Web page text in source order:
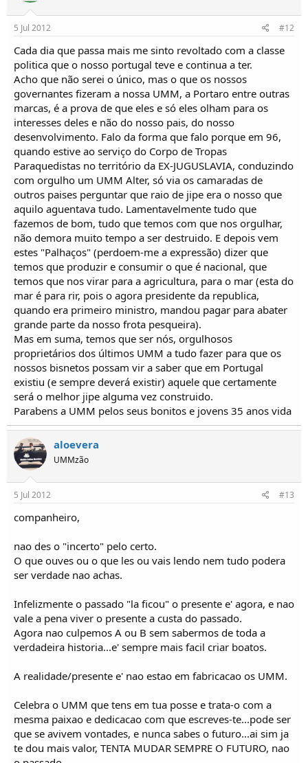
5 Jul 2012 #12
Cada dia que passa mais me sinto revoltado com a classe
politica que o nosso portugal teve e continua a ter.
Acho que não serei o único, mas o que os nossos
governantes fizeram a nossa UMM, a Portaro entre outras
marcas, é a prova de que eles e só eles olham para os
interesses deles e não do nosso pais, do nosso
desenvolvimento. Falo da forma que falo porque em 96,
quando estive ao serviço do Corpo de Tropas
Paraquedistas no território da EX-JUGUSLAVIA, conduzindo
com orgulho um UMM Alter, só via os camaradas de
outros paises perguntar que raio de jipe era o nosso que
aquilo aguentava tudo. Lamentavelmente tudo que
fazemos de bom, tudo que temos com que nos orgulhar,
não demora muito tempo a ser destruido. E depois vem
estes "Palhaços" (perdoem-me a expressão) dizer que
temos que produzir e consumir o que é nacional, que
temos que nos virar para a agricultura, para o mar (esta do
mar é para rir, pois o agora presidente da republica,
quando era primeiro ministro, mandou pagar para abater
grande parte da nosso frota pesqueira).
Mas em suma, temos que ser nós, orgulhosos
proprietários dos últimos UMM a tudo fazer para que os
nossos bisnetos possam vir a saber que em Portugal
existiu (e sempre deverá existir) aquele que certamente
será o melhor jipe alguma vez construido.
Parabens a UMM pelos seus bonitos e jovens 35 anos vida
aloevera
UMMzão
5 Jul 2012 #13
companheiro,
nao des o "incerto" pelo certo.
O que ouves ou o que les ou vais lendo nem tudo podera
ser verdade nao achas.
Infelizmente o passado "la ficou" o presente e' agora, e nao
vale a pena viver o presente a custa do passado.
Agora nao culpemos A ou B sem sabermos de toda a
verdadeira historia...e' sempre mais facil criar boatos.
A realidade/presente e' nao estao em fabricacao os UMM.
Celebra o UMM que tens em tua posse e trata-o com a
mesma paixao e dedicacao com que escreves-te...pode ser
que se avivem vontades, e nunca sabes o futuro...ai sim ja
te dou mais valor, TENTA MUDAR SEMPRE O FUTURO, nao